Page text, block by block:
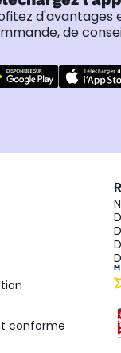
d'avantages
de
conforme